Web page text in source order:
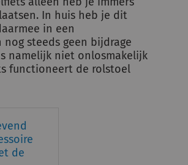
In huis heb je dit
in een
steeds geen bijdrage
namelijk niet onlosmakelijk
functioneert de rolstoel
de